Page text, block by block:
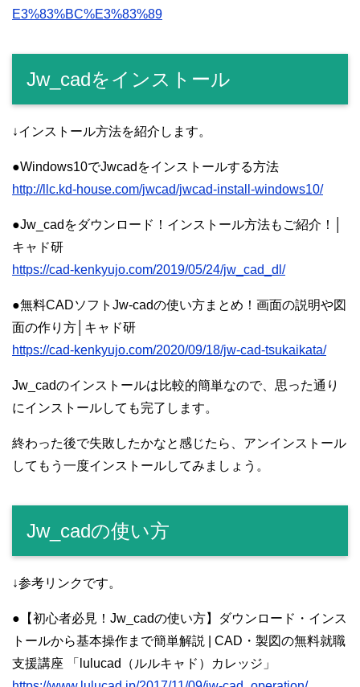
E3%83%BC%E3%83%89
Jw_cadをインストール
↓インストール方法を紹介します。
●Windows10でJwcadをインストールする方法
http://llc.kd-house.com/jwcad/jwcad-install-windows10/
●Jw_cadをダウンロード！インストール方法もご紹介！│
キャド研
https://cad-kenkyujo.com/2019/05/24/jw_cad_dl/
●無料CADソフトJw-cadの使い方まとめ！画面の説明や図
面の作り方│キャド研
https://cad-kenkyujo.com/2020/09/18/jw-cad-tsukaikata/
Jw_cadのインストールは比較的簡単なので、思った通り
にインストールしても完了します。
終わった後で失敗したかなと感じたら、アンインストール
してもう一度インストールしてみましょう。
Jw_cadの使い方
↓参考リンクです。
●【初心者必見！Jw_cadの使い方】ダウンロード・インス
トールから基本操作まで簡単解説 | CAD・製図の無料就職
支援講座 「lulucad（ルルキャド）カレッジ」